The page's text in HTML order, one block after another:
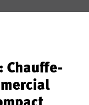
Chauffe-